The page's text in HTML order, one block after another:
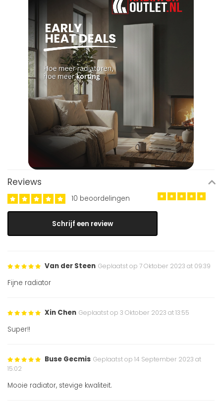
Reviews
10 beoordelingen
Schrijf een review
Van der Steen Geplaatst op 7 Oktober 2023 at 09:39
Fijne radiator
Xin Chen Geplaatst op 3 Oktober 2023 at 13:55
Super!!
Buse Gecmis Geplaatst op 14 September 2023 at
15:02
Mooie radiator, stevige kwaliteit.